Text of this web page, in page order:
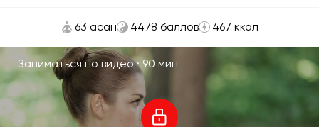
63 асан 4478 баллов 467 ккал
Заниматься по видео · 90 мин